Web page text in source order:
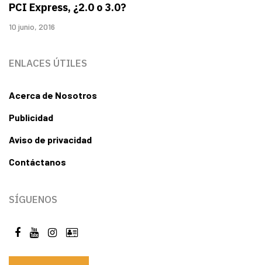
PCI Express, ¿2.0 o 3.0?
10 junio, 2016
ENLACES ÚTILES
Acerca de Nosotros
Publicidad
Aviso de privacidad
Contáctanos
SÍGUENOS